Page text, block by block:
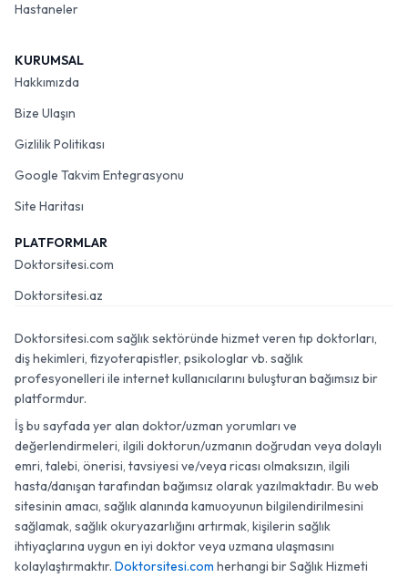
Hastaneler
KURUMSAL
Hakkımızda
Bize Ulaşın
Gizlilik Politikası
Google Takvim Entegrasyonu
Site Haritası
PLATFORMLAR
Doktorsitesi.com
Doktorsitesi.az
Doktorsitesi.com sağlık sektöründe hizmet veren tıp doktorları,
diş hekimleri, fizyoterapistler, psikologlar vb. sağlık
profesyonelleri ile internet kullanıcılarını buluşturan bağımsız bir
platformdur.
İş bu sayfada yer alan doktor/uzman yorumları ve
değerlendirmeleri, ilgili doktorun/uzmanın doğrudan veya dolaylı
emri, talebi, önerisi, tavsiyesi ve/veya ricası olmaksızın, ilgili
hasta/danışan tarafından bağımsız olarak yazılmaktadır. Bu web
sitesinin amacı, sağlık alanında kamuoyunun bilgilendirilmesini
sağlamak, sağlık okuryazarlığını artırmak, kişilerin sağlık
ihtiyaçlarına uygun en iyi doktor veya uzmana ulaşmasını
kolaylaştırmaktır. Doktorsitesi.com herhangi bir Sağlık Hizmeti